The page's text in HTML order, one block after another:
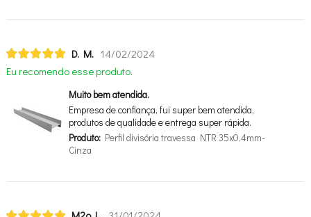
D. M. 14/02/2024
Eu recomendo esse produto.
Muito bem atendida.
Empresa de confiança, fui super bem atendida,
produtos de qualidade e entrega super rápida.
Produto:Perfil divisória travessa NTR 35x0,4mm-
Cinza